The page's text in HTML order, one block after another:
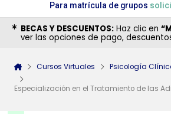
Para matrícula de grupos
BECAS Y DESCUENTOS: Haz clic en
ver las opciones de pago,
Cursos Virtuales Psicología
Especialización en el Tratamiento de las